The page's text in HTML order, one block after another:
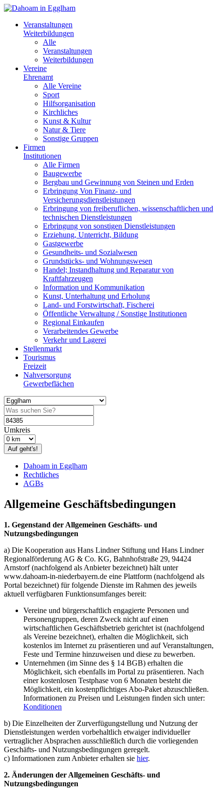
Veranstaltungen
Weiterbildungen
Alle
Veranstaltungen
Weiterbildungen
Vereine
Ehrenamt
Alle Vereine
Sport
Hilfsorganisation
Kirchliches
Kunst & Kultur
Natur & Tiere
Sonstige Gruppen
Firmen
Institutionen
Alle Firmen
Baugewerbe
Bergbau und Gewinnung von Steinen und Erden
Erbringung Von Finanz- und
Versicherungsdienstleistungen
Erbringung von freiberuflichen, wissenschaftlichen und
technischen Dienstleistungen
Erbringung von sonstigen Dienstleistungen
Erziehung, Unterricht, Bildung
Gastgewerbe
Gesundheits- und Sozialwesen
Grundstücks- und Wohnungswesen
Handel; Instandhaltung und Reparatur von
Kraftfahrzeugen
Information und Kommunikation
Kunst, Unterhaltung und Erholung
Land- und Forstwirtschaft, Fischerei
Öffentliche Verwaltung / Sonstige Institutionen
Regional Einkaufen
Verarbeitendes Gewerbe
Verkehr und Lagerei
Stellenmarkt
Tourismus
Freizeit
Nahversorgung
Gewerbeflächen
Umkreis
Auf geht's!
Dahoam in Egglham
Rechtliches
AGBs
Allgemeine Geschäftsbedingungen
1. Gegenstand der Allgemeinen Geschäfts- und
Nutzungsbedingungen
a) Die Kooperation aus Hans Lindner Stiftung und Hans Lindner
Regionalförderung AG & Co. KG, Bahnhofstraße 29, 94424
Arnstorf (nachfolgend als Anbieter bezeichnet) hält unter
www.dahoam-in-niederbayern.de eine Plattform (nachfolgend als
Portal bezeichnet) für folgende Dienste im Rahmen des jeweils
aktuell verfügbaren Funktionsumfanges bereit:
Vereine und bürgerschaftlich engagierte Personen und
Personengruppen, deren Zweck nicht auf einen
wirtschaftlichen Geschäftsbetrieb gerichtet ist (nachfolgend
als Vereine bezeichnet), erhalten die Möglichkeit, sich
kostenlos im Internet zu präsentieren und auf Veranstaltungen,
Feste und Termine hinzuweisen und diese zu bewerben.
Unternehmen (im Sinne des § 14 BGB) erhalten die
Möglichkeit, sich ebenfalls im Portal zu präsentieren. Nach
einer kostenlosen Testphase von 6 Monaten besteht die
Möglichkeit, ein kostenpflichtiges Abo-Paket abzuschließen.
Informationen zu Preisen und Leistungen finden sich unter:
Konditionen
b) Die Einzelheiten der Zurverfügungstellung und Nutzung der
Dienstleistungen werden vorbehaltlich etwaiger individueller
vertraglicher Absprachen ausschließlich durch die vorliegenden
Geschäfts- und Nutzungsbedingungen geregelt.
c) Informationen zum Anbieter erhalten sie hier.
2. Änderungen der Allgemeinen Geschäfts- und
Nutzungsbedingungen